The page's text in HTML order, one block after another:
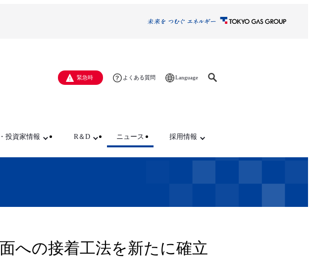
緊急時 よくある質問 Language
投資家情報 R＆D ニュース 採用情報
への接着工法を新たに確立